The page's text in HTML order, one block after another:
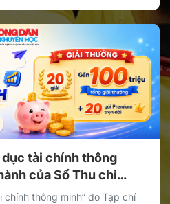
hộ kinh doanh và doanh
tảng thương mại điện tử quản
tài chính thông
của Sổ Thu chi
chính thông minh” do Tạp chí